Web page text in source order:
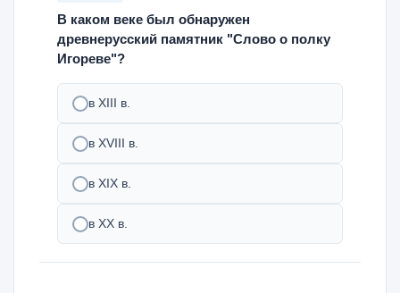
В каком веке был обнаружен
древнерусский памятник "Слово о полку
Игореве"?
в XIII в.
в XVIII в.
в XIX в.
в ХХ в.